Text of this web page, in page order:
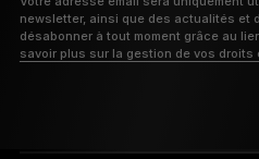
newsletter, ainsi que des actualités et
désabonner à tout moment grâce au
savoir plus sur la gestion de vos droits